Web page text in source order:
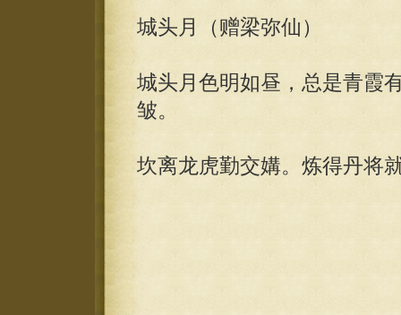
城头月（赠梁弥仙）
城头月色明如昼，总是青霞
皱。
坎离龙虎勤交媾。炼得丹将